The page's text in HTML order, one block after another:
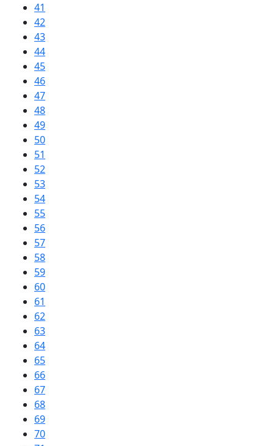
41
42
43
44
45
46
47
48
49
50
51
52
53
54
55
56
57
58
59
60
61
62
63
64
65
66
67
68
69
70